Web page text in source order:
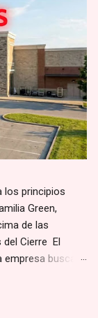
los principios
Green,
de las
del Cierre El
busca
Lobby cierra
y clientes